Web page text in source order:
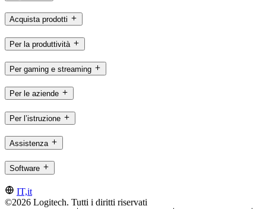
Acquista prodotti
Per la produttività
Per gaming e streaming
Per le aziende
Per l’istruzione
Assistenza
Software
IT,it
©2026 Logitech. Tutti i diritti riservati